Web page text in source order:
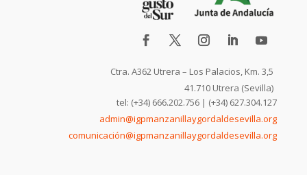
Ctra. A362 Utrera – Los Palacios, Km. 3,5
41.710 Utrera (Sevilla)
tel: (+34) 666.202.756 | (+34) 627.304.127
admin@igpmanzanillaygordaldesevilla.org
comunicación@igpmanzanillaygordaldesevilla.org